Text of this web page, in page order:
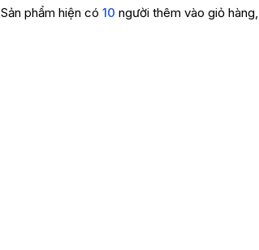
Sản phẩm hiện có 10 người thêm vào giỏ hàng,